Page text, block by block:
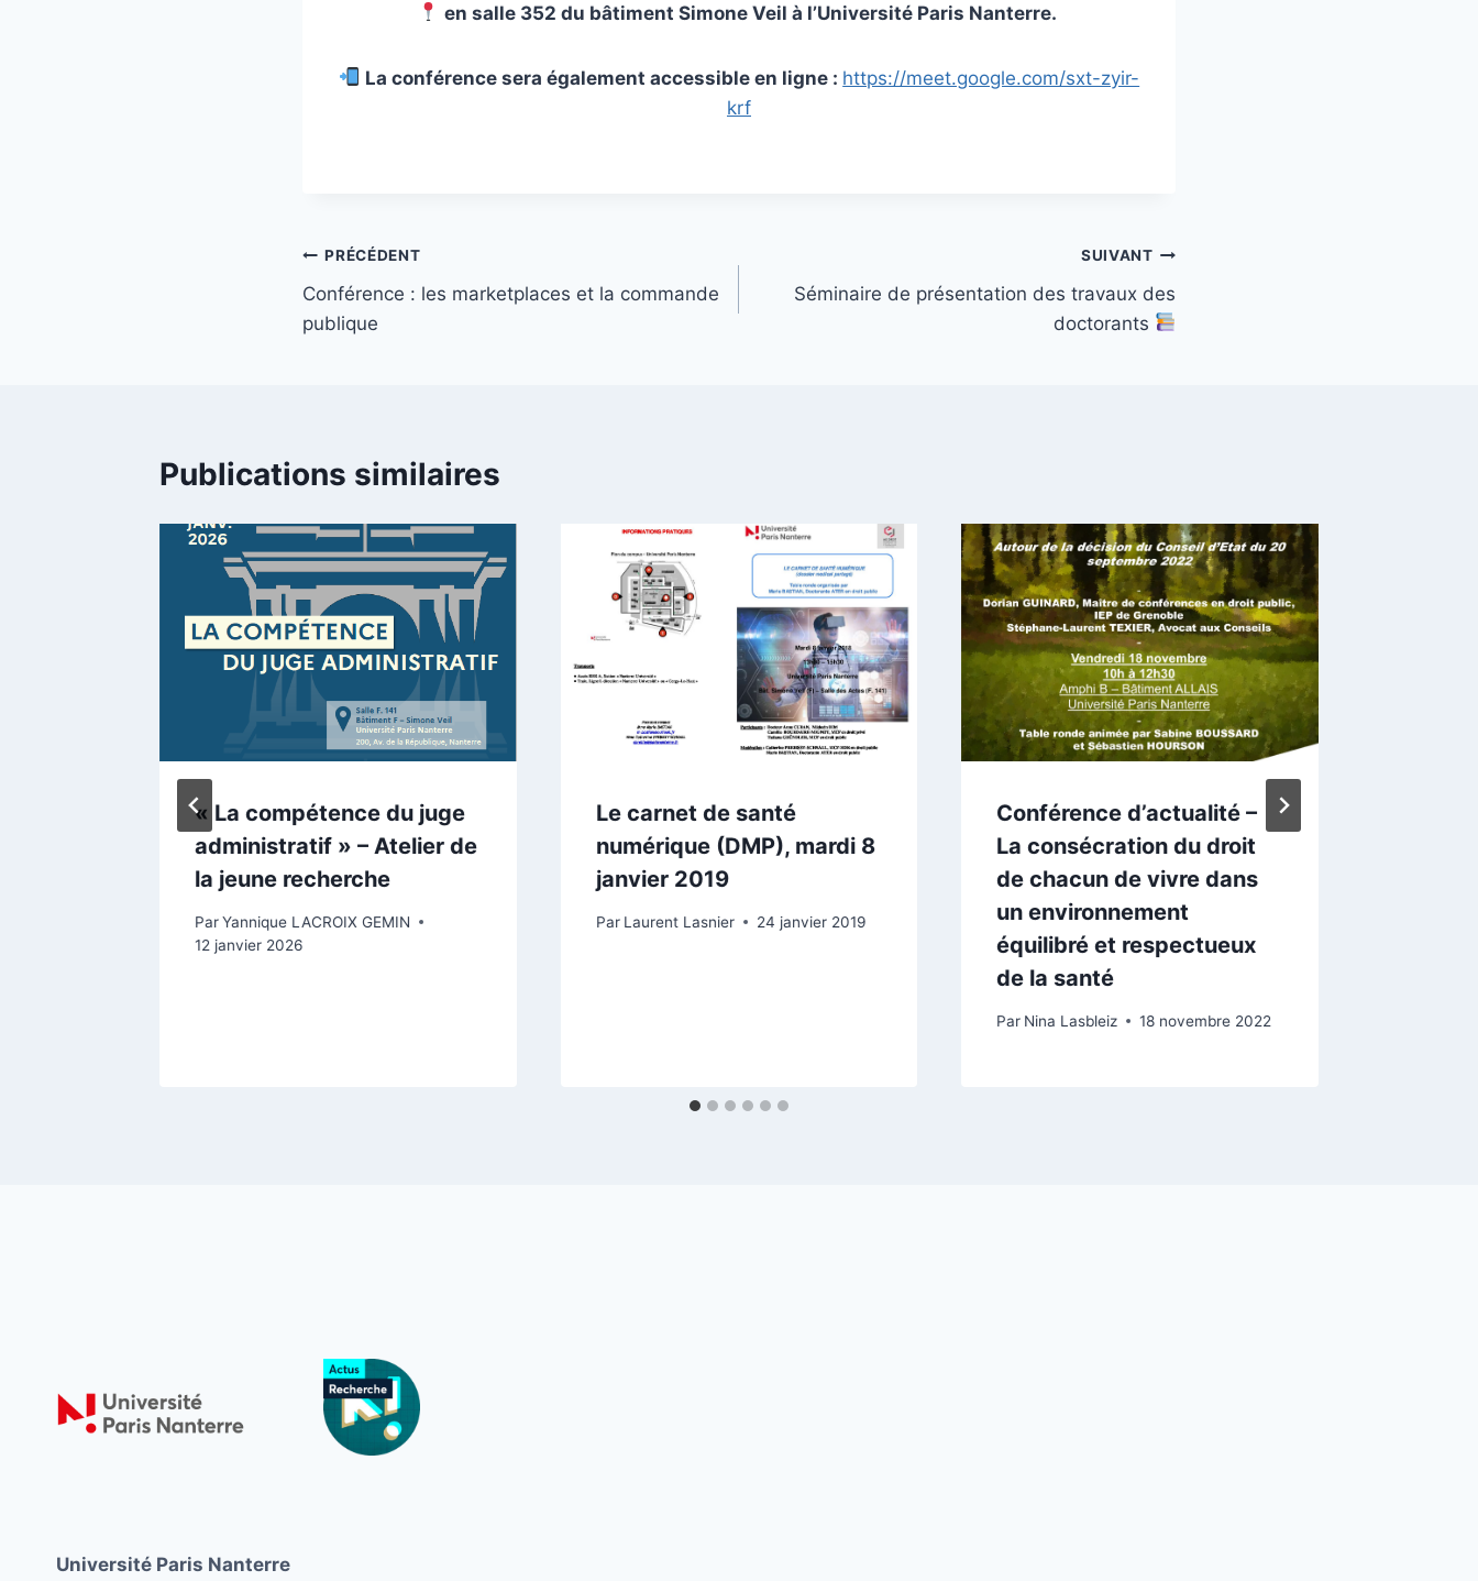
en salle 352 du bâtiment Simone Veil à l’Université Paris Nanterre.
La conférence sera également accessible en ligne : https://meet.google.com/sxt-zyir-
krf
Navigation
de
PRÉCÉDENT
Conférence : les marketplaces et la commande
publique
SUIVANT
Séminaire de présentation des travaux des
doctorants
Publications similaires
« La compétence du juge
administratif » – Atelier de
la jeune recherche
ParYannique LACROIX GEMIN
12 janvier 2026
Le carnet de santé
numérique (DMP), mardi 8
janvier 2019
Par Laurent Lasnier 24 janvier 2019
Conférence d’actualité –
La consécration du droit
de chacun de vivre dans
un environnement
équilibré et respectueux
de la santé
Par Nina Lasbleiz 18 novembre 2022
Université Paris Nanterre